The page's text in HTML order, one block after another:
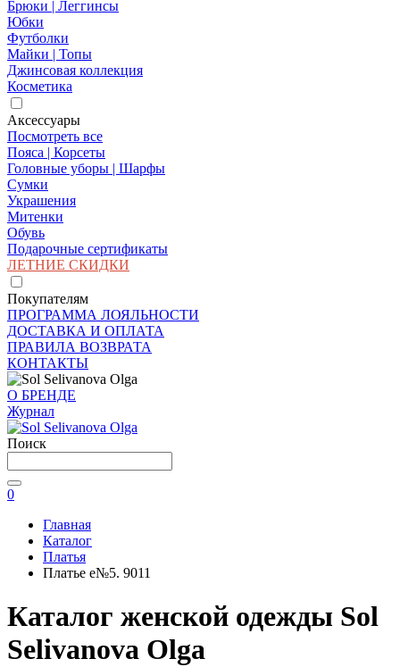
Брюки | Леггинсы
Юбки
Футболки
Майки | Топы
Джинсовая коллекция
Косметика
Аксессуары
Посмотреть все
Пояса | Корсеты
Головные уборы | Шарфы
Сумки
Украшения
Митенки
Обувь
Подарочные сертификаты
ЛЕТНИЕ СКИДКИ
Покупателям
ПРОГРАММА ЛОЯЛЬНОСТИ
ДОСТАВКА И ОПЛАТА
ПРАВИЛА ВОЗВРАТА
КОНТАКТЫ
О БРЕНДЕ
Журнал
Поиск
0
Главная
Каталог
Платья
Платье e№5. 9011
Каталог женской одежды Sol
Selivanova Olga